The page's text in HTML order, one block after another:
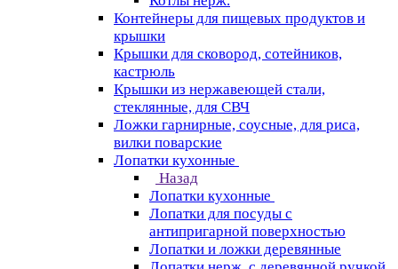
Контейнеры для пищевых продуктов и
крышки
Крышки для сковород, сотейников,
кастрюль
Крышки из нержавеющей стали,
стеклянные, для СВЧ
Ложки гарнирные, соусные, для риса,
вилки поварские
Лопатки кухонные
Назад
Лопатки кухонные
Лопатки для посуды с
антипригарной поверхностью
Лопатки и ложки деревянные